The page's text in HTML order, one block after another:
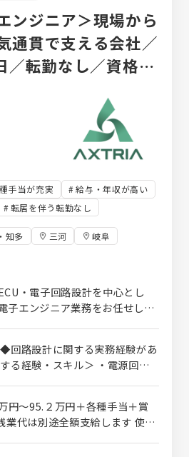
ンジニア＞現場から
通貫で支える会社／
／転勤なし／資格支
した研修が魅力
手当が充実
給与・年収が高い
転居を伴う転勤なし
知多 三河
岐阜
・電子回路設計を中心とし
子エンジニア業務をお任せしま
境です。 ■プロジェクト
開発 車載向けEPSECU開発 自
電子回路設計 自動車用ランプの
ワイヤーハーネス回路設計
回路設計に関する実務経験があ
ョンの経験 ・FMEA、DRBFM
オシロスコープ、電流プロープ
回路図CAD（CR5000、CR8000
円～95.２万円＋各種手当＋賞
代は別途全額支給します 使用